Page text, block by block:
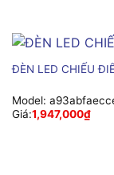
ĐÈN LED CHIẾU
Model:
Giá:1,947,000₫